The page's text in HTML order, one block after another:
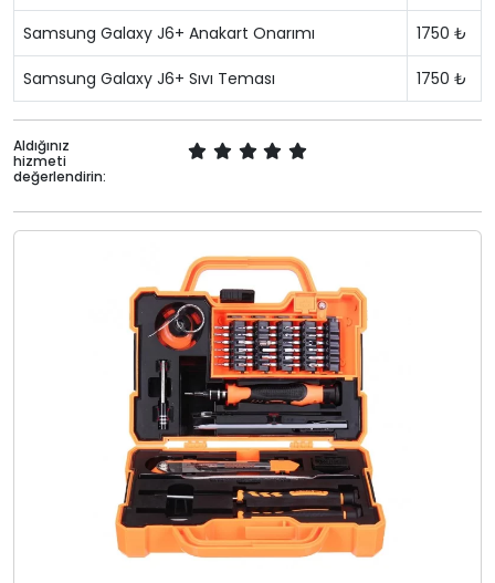
Samsung Galaxy J6+ Anakart Onarımı 1750 ₺
Samsung Galaxy J6+ Sıvı Teması 1750 ₺
Aldığınız
hizmeti
değerlendirin: